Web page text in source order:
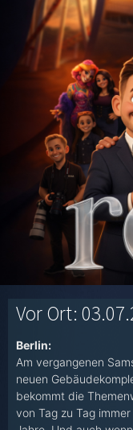
Vor Ort:
Berlin:
Am vergangenen
neuen
bekommt die
von Tag zu Tag